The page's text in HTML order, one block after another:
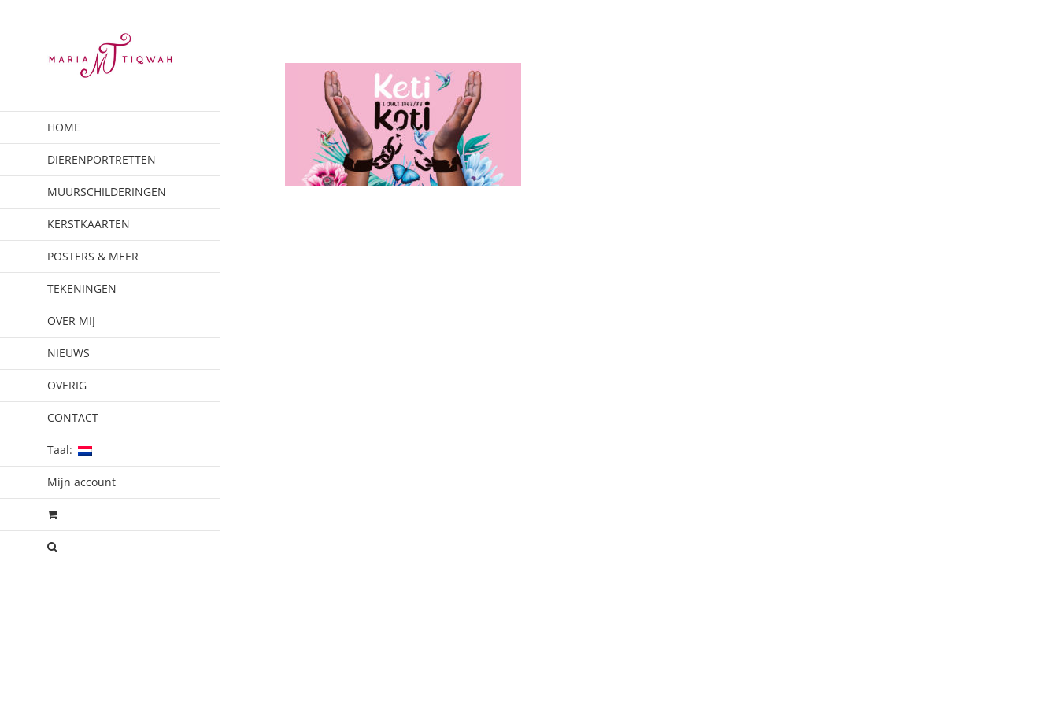
HOME
DIERENPORTRETTEN
MUURSCHILDERINGEN
KERSTKAARTEN
POSTERS & MEER
TEKENINGEN
OVER MIJ
NIEUWS
OVERIG
CONTACT
Taal:
Mijn account